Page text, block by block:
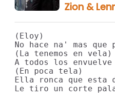
Zion &
(Eloy)
No hace na' mas
(La tenemos en vela)
A todos los
(En poca tela)
Ella ronca que esta
Le tiro un corte